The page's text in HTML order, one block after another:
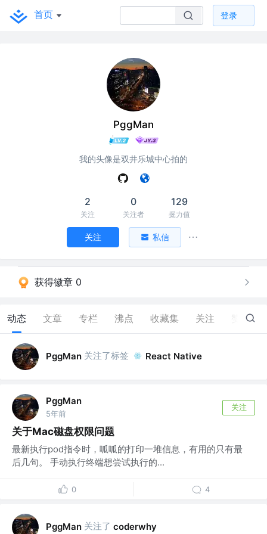
首页 登录
PggMan
我的头像是双井乐城中心拍的
2
关注
0
关注者
129
掘力值
关注 私信
获得徽章 0
动态 文章 专栏 沸点 收藏集 关注 1
PggMan 关注了标签 React Native
PggMan
5年前
关注
关于Mac磁盘权限问题
最新执行pod指令时，呱呱的打印一堆信息，有用的只有最
后几句。 手动执行终端想尝试执行的...
0 4
PggMan 关注了 coderwhy